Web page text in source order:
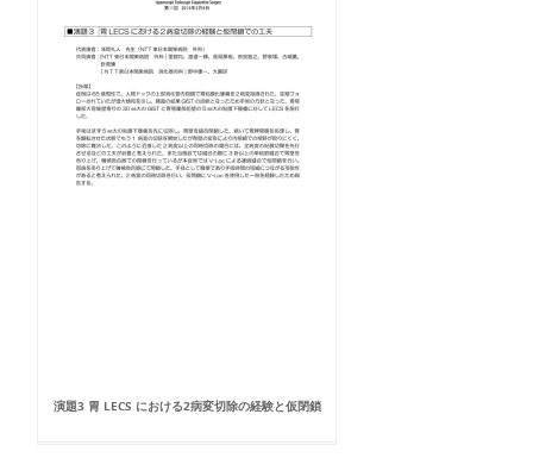
演題3 胃 LECS における2病変切除の経験と仮閉鎖